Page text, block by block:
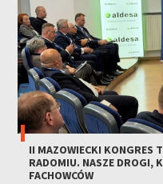
II MAZOWIECKI KONGRES
RADOMIU. NASZE DROGI,
FACHOWCÓW